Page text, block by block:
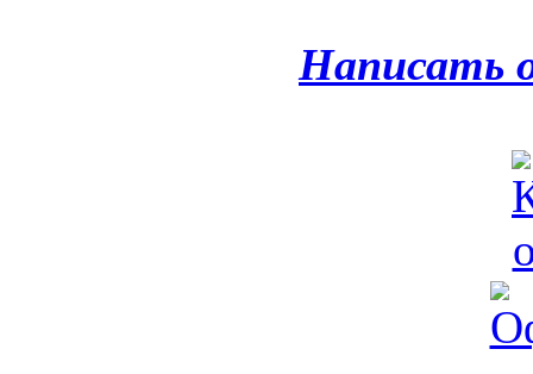
Написать